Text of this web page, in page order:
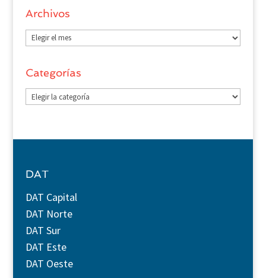
Archivos
Archivos
Categorías
Categorías
DAT
DAT Capital
DAT Norte
DAT Sur
DAT Este
DAT Oeste